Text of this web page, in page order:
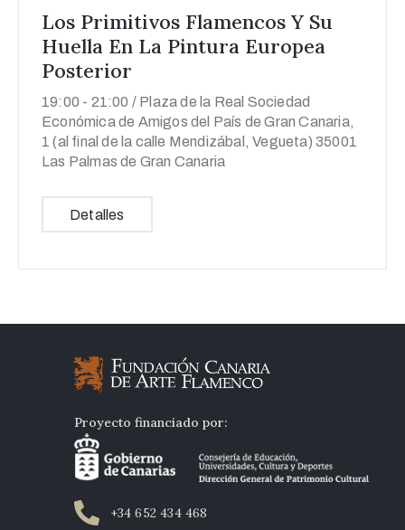
Los Primitivos Flamencos Y Su
Huella En La Pintura Europea
Posterior
19:00 - 21:00 / Plaza de la Real Sociedad
Económica de Amigos del País de Gran Canaria,
1 (al final de la calle Mendizábal, Vegueta) 35001
Las Palmas de Gran Canaria
Detalles
Proyecto financiado por:
+34 652 434 468